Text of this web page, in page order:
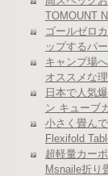
TOMOUNT
ゴールゼロ
ップするパ
キャンプ場
オススメな
日本で人気
ン キューブ
小さく畳ん
Flexifold
超軽量カー
Msnaile折り